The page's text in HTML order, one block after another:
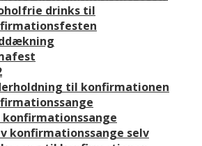
drinks til
til konfirmationen
konfirmationssange
konfirmationssange selv